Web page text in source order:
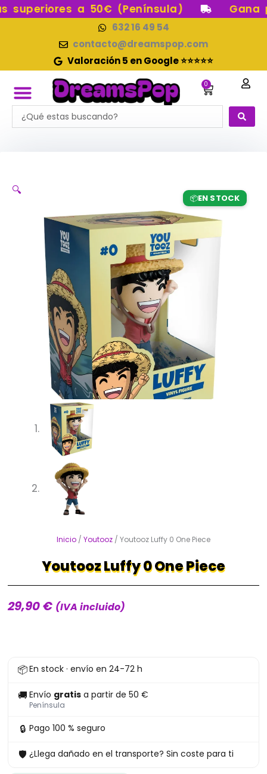
Ir
a 50€ (Península) Gana
632 16 49 54
contacto@dreamspop.com
Valoración 5 en Google ⭐⭐⭐⭐⭐
0
Carrito
Search
...
📦EN STOCK
🔍
Inicio / Youtooz / Youtooz Luffy 0 One Piece
Youtooz Luffy 0 One Piece
29,90€ (IVA incluido)
📦En stock · envío en 24-72 h
🚚 Envío gratis a partir de 50 €
Península
🔒 Pago 100 % seguro
🛡 ¿Llega dañado en el transporte? Sin coste para ti
Luffy
Piece